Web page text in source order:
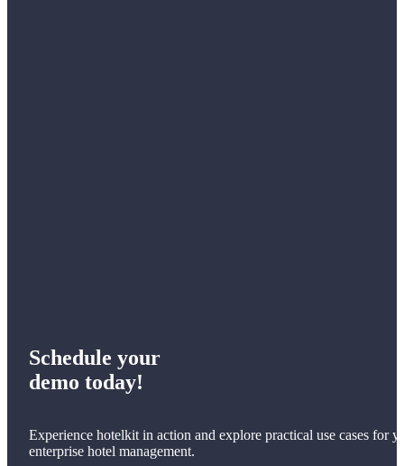
Schedule your
demo today!
Experience hotelkit in action and explore practical use cases for
enterprise hotel management.